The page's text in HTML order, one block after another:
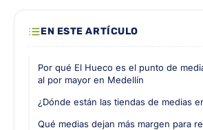
EN ESTE ARTÍCULO
Por qué El Hueco es el punto de
al por mayor en Medellín
¿Dónde están las tiendas de medias
Qué medias dejan más margen para